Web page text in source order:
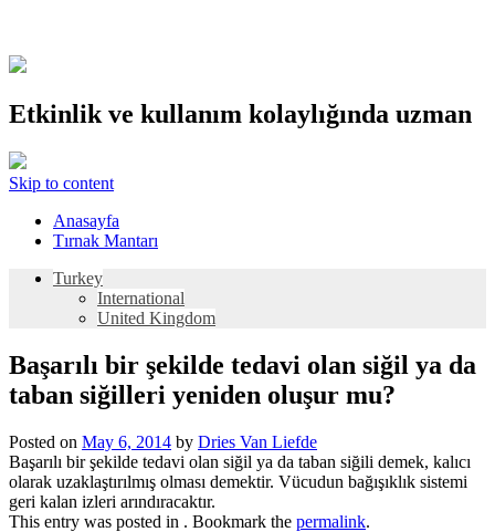
Etkinlik ve kullanım kolaylığında uzman
Skip to content
Anasayfa
Tırnak Mantarı
Turkey
International
United Kingdom
Başarılı bir şekilde tedavi olan siğil ya da
taban siğilleri yeniden oluşur mu?
Posted on May 6, 2014 by Dries Van Liefde
Başarılı bir şekilde tedavi olan siğil ya da taban siğili demek, kalıcı
olarak uzaklaştırılmış olması demektir. Vücudun bağışıklık sistemi
geri kalan izleri arındıracaktır.
This entry was posted in . Bookmark the permalink.